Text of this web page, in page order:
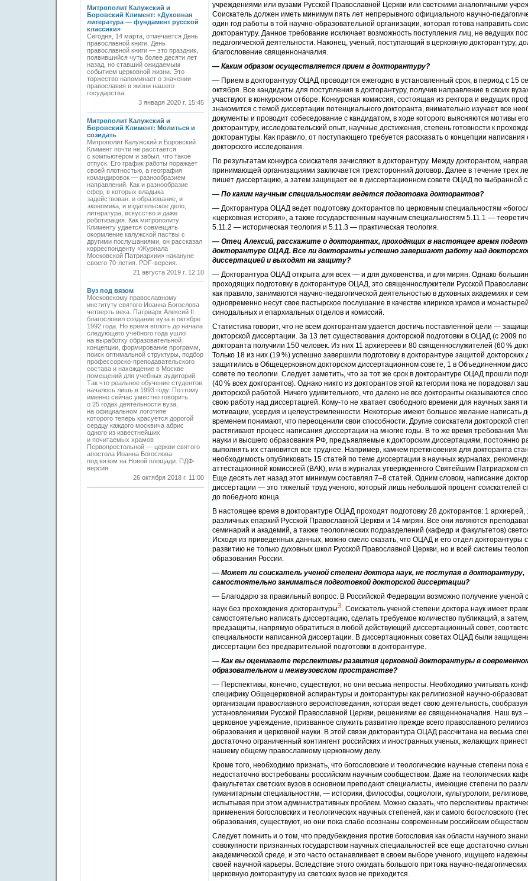
Митрополит Калужский и
Боровский Климент: «Духовная
литература — фундамент русской
классики»
Сегодня, 14 марта, отмечается День
православной книги. День
православной книги — это праздник,
появившийся чуть более десяти лет
назад, но ставший ожидаемым
событием церковной жизни. Это
торжество напоминает о значении
православия в жизни нашего
государства.
3 января 2020 г. 15:45
Митрополит Калужский и
Боровский Климент: Молиться и
созидать
Митрополит Калужский и Боровский
Климент почти не расстается
с компьютером и забыл, что такое
отпуск. Его график работы поражает
своей плотностью, а география
командировок — разнообразием
направлений. Как и разнообразие
сфер, в которых владыка
задействован: и образование, и
экономика, и издательское дело,
литература, искусство и даже
роботизация. Как митрополиту
Клименту удается совмещать
окормление калужской паствы с
другими послушаниями, он рассказал
корреспонденту «Журнала
Московской Патриархии» накануне
своего 70-летия. PDF-версия.
21 августа 2019 г. 12:10
Вуз под вязом
Московскому православному
институту святого Иоанна Богослова
четверть века. Патриарх Алексий II
благословил создание вуза в октяб­ре
1992 года. Но время вплоть до начала
следующего учебного года ушло
на выработку образовательной
концепции, формирование программ,
поиск оптимальной структуры, подбор
профессорско-преподавательского
состава и нахождение в Москве
помещений для учебных аудиторий.
Так что реальное обучение студентов
началось лишь в 1993 году. Поэтому
именно сейчас уместно говорить
о 25 годах деятельности вуза,
на официальном логотипе
которого теперь красуется дорогой
сердцу каждого москвича абрис
одного из известнейших
и почитаемых храмов
Первопрестольной — церкви святого
апостола Иоанна Богослова
под вязом на Новой площади. ПДФ-
версия
26 октября 2018 г. 11:00
учреждениями или вузами Русской Православной Церкви или светскими аналогичными
Соискатель должен иметь минимум пять лет непрерывного официального научно-
один год работы в той научно-­образовательной организации, которая готова направить
докторантуру. Данное требование исключает возможность поступления лиц, не ведущих
педагогической деятельности. Наконец, ученый, поступающий в церковную докторантуру,
благословение священноначалия.
— Каким образом осуществляется прием в докторантуру?
— Прием в докторантуру ОЦАД проводится ежегодно в установленный срок, в период с 15
октября. Все кандидаты для поступления в докторантуру, получив направление в своих
участвуют в конкурсном отборе. Конкурсная комиссия, состоящая из ректора и ведущих
знакомится с темой диссертации потенциального докторанта, внимательно изучает все
документы и проводит собеседование с кандидатом, в ходе которого выясняются мотивы
докторантуру, исследовательский опыт, научные достижения, степень готовности к
докторантуры. Как правило, от поступающего требуется рассказать о концепции написания
докторского исследования.
По результатам конкурса соискателя зачисляют в докторантуру. Между докторантом,
принимающей организациями заключается трехсторонний договор. Далее в течение трех
пишет диссертацию, а затем защищает ее в диссертационном совете ОЦАД по выбранной
— По каким научным специальностям ведется подготовка докторантов?
— Докторантура ОЦАД ведет подготовку докторантов по церковным специальностям
«церковная история», а также государственным научным специальностям 5.11.1 —
5.11.2 — историческая теология и 5.11.3 — практическая теология.
— Отец Алексий, расскажите о докторантах, проходящих в настоящее время
докторантуре ОЦАД. Все ли докторанты успешно завершают работу над
диссертацией и выходят на защиту?
— Докторантура ОЦАД открыта для всех — и для духовенства, и для мирян. Однако
проходящих подготовку в докторантуре ОЦАД, это священнослужители Русской
как правило, занимаются научно-педагогической деятельностью в духовных академиях и
одновременно несут свое пастырское послушание в качестве клириков храмов и
синодальных и епархиальных отделов и комиссий.
Статистика говорит, что не всем докторантам удается достичь поставленной цели —
докторской диссертации. За 13 лет существования докторской подготовки в ОЦАД (с 2009 по
докторанта получили 150 человек. Из них 11 архиереев и 80 священнослужителей (60 %
Только 18 из них (19 %) успешно завершили подготовку в докторантуре защитой докторских
защитились в Общецерковном докторском диссертационном совете, 1 в Объединенном
совете по теологии. Следует заметить, что за тот же срок в докторантуре ОЦАД прошли
(40 % всех докторантов). Однако никто из докторантов этой категории пока не порадовал
докторской работой. Ничего удивительного, что далеко не все докторанты оказываются
свою работу над диссертацией. Кому-то не хватает свободного времени для научных
мотивации, усердия и целеустремленности. Некоторые имеют большое желание написать
временем понимают, что переоценили свои способности. Другие соискатели докторской
растягивают процесс написания диссертации на многие годы. В то же время требования
науки и высшего образования РФ, предъявляемые к докторским диссертациям, постоянно
выполнять их становится все труднее. Например, камнем преткновения для докторанта
необходимость опубликовать 15 статей по теме диссертации в научных журналах,
аттестационной комиссией (ВАК), или в журналах утвержденного Святейшим Патриархом
Еще десять лет назад этот минимум составлял 7–8 статей. Одним словом, написание
диссертации — это тяжелый труд ученого, который лишь небольшой процент соискателей
до победного конца.
В настоящее время в докторантуре ОЦАД проходят подготовку 28 докторантов: 1 архиерей,
различных епархий Русской Православной Церкви и 14 мирян. Все они являются
семинарий и академий, а также теологических подразделений (кафедр и факультетов)
Исходя из приведенных данных, можно смело сказать, что ОЦАД и его отдел докторантуры
развитию не только духовных школ Русской Православной Церкви, но и всей системы
образования России.
— Может ли соискатель ученой степени доктора наук, не поступая в докторантуру,
самостоятельно заниматься подготовкой докторской диссертации?
— Благодарю за правильный вопрос. В Российской Федерации возможно получение ученой
наук без прохождения докторантуры3. Соискатель ученой степени доктора наук имеет
самостоятельно написать диссертацию, сделать требуемое количество публикаций, а
предзащиты, напрямую обратиться в любой действующий диссертационный совет,
специальности написанной диссертации. В диссертационных советах ОЦАД были
диссертации без предварительной подготовки в докторантуре.
— Как вы оцениваете перспективы развития церковной докторантуры в
образовательном и межвузовском пространстве?
— Перспективы, конечно, существуют, но они весьма непросты. Необходимо учитывать
специфику Общецерковной аспирантуры и докторантуры как религиозной научно-
организации православного вероисповедания, которая ведет свою деятельность,
установлениями Русской Православной Церкви, решениями ее священноначалия. Наш вуз
церковное учреждение, призванное служить развитию прежде всего православного
образования и церковной науки. В этой связи докторантура ОЦАД рассчитана на весьма
достаточно ограниченный контингент российских и иностранных ученых, желающих
нашему общему православному церковному делу.
Кроме того, необходимо признать, что богословские и теологические научные степени пока
недостаточно востребованы российским научным сообществом. Даже на теологических
факультетах светских вузов в основном преподают специалисты, имеющие степени по
гуманитарным специальностям, — историки, философы, социологи, культурологи,
испытывая при этом административных проблем. Можно сказать, что перспективы
применения богословских и теологических научных степеней, как и самого богословского
образования, существуют, но они пока слабо осознаны современным российским
Следует помнить и о том, что предубеждения против богословия как области научного
совокупности признанных государством научных специальностей все еще достаточно
академической среде, и это часто останавливает в своем выборе ученого, ищущего
своей научной карьеры. Вследствие этого ожидать большого притока научно-педагогических
церковную докторантуру из светских вузов не приходится.